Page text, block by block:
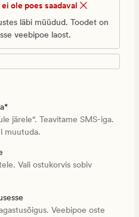
ei ole poes saadaval
läbi müüdud. Toodet on
veebipoe laost.
järele“. Teavitame SMS-iga.
muutuda.
Vali ostukorvis sobiv
Veebipoe oste